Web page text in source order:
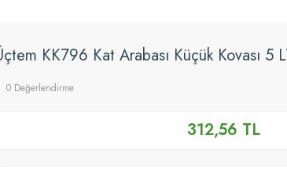
KK796 Kat Arabası Küçük Kovası 5
0 Değerlendirme
312,56 TL